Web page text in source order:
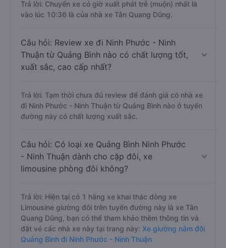
Trả lời: Chuyến xe có giờ xuất phát trễ (muộn) nhất là
vào lúc 10:36 là của nhà xe Tân Quang Dũng.
Câu hỏi: Review xe đi Ninh Phước - Ninh
Thuận từ Quảng Bình nào có chất lượng tốt,
xuất sắc, cao cấp nhất?
Trả lời: Tạm thời chưa đủ review để đánh giá có nhà xe
đi Ninh Phước - Ninh Thuận từ Quảng Bình nào ở tuyến
đường này có chất lượng xuất sắc.
Câu hỏi: Có loại xe Quảng Bình Ninh Phước
- Ninh Thuận dành cho cặp đôi, xe
limousine phòng đôi không?
Trả lời: Hiện tại có 1 hãng xe khai thác dòng xe
Limousine giường đôi trên tuyến đường này là xe Tân
Quang Dũng, bạn có thể tham khảo thêm thông tin và
đặt vé các nhà xe này tại trang này: Xe giường nằm đôi
Quảng Bình đi Ninh Phước - Ninh Thuận